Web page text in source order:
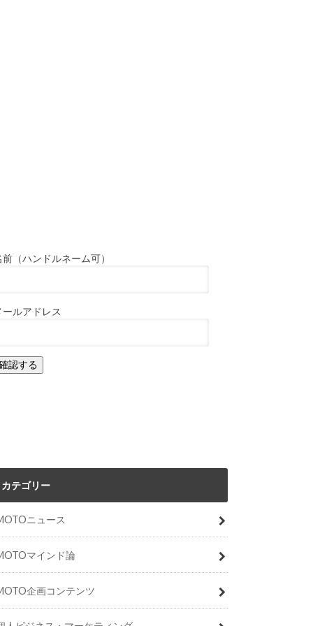
前（ハンドルネーム可）
ールアドレス
カテゴリー
ニュース
マインド論
企画コンテンツ